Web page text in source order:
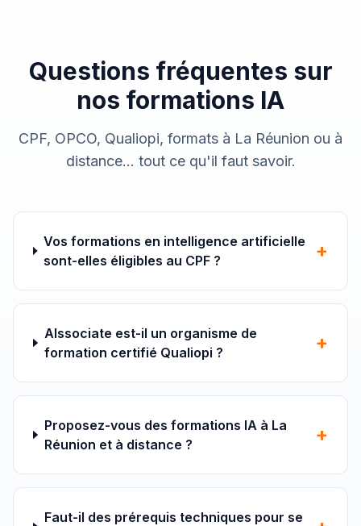
Questions fréquentes sur
nos formations IA
CPF, OPCO, Qualiopi, formats à La Réunion ou à
distance… tout ce qu'il faut savoir.
Vos formations en intelligence artificielle
sont-elles éligibles au CPF ?
+
AIssociate est-il un organisme de
formation certifié Qualiopi ?
+
Proposez-vous des formations IA à La
Réunion et à distance ?
+
Faut-il des prérequis techniques pour se